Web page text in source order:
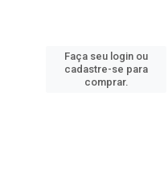
Faça seu login ou
cadastre-se para
comprar.